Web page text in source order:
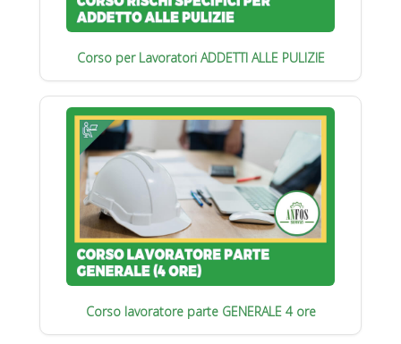
Corso per Lavoratori ADDETTI ALLE PULIZIE
Corso lavoratore parte GENERALE 4 ore